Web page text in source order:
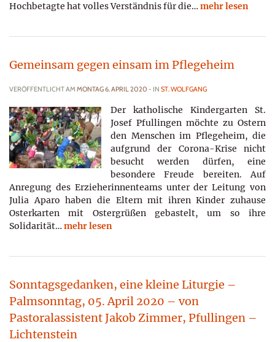
Hochbetagte hat volles Verständnis für die… mehr lesen
Gemeinsam gegen einsam im Pflegeheim
VERÖFFENTLICHT AMMONTAG 6. APRIL 2020 - IN ST. WOLFGANG
Der katholische Kindergarten St.
Josef Pfullingen möchte zu Ostern
den Menschen im Pflegeheim, die
aufgrund der Corona-Krise nicht
besucht werden dürfen, eine
besondere Freude bereiten. Auf
Anregung des Erzieherinnenteams unter der Leitung von
Julia Aparo haben die Eltern mit ihren Kinder zuhause
Osterkarten mit Ostergrüßen gebastelt, um so ihre
Solidarität… mehr lesen
Sonntagsgedanken, eine kleine Liturgie –
Palmsonntag, 05. April 2020 – von
Pastoralassistent Jakob Zimmer, Pfullingen –
Lichtenstein